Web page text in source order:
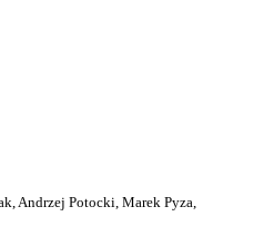
Andrzej Potocki, Marek Pyza,